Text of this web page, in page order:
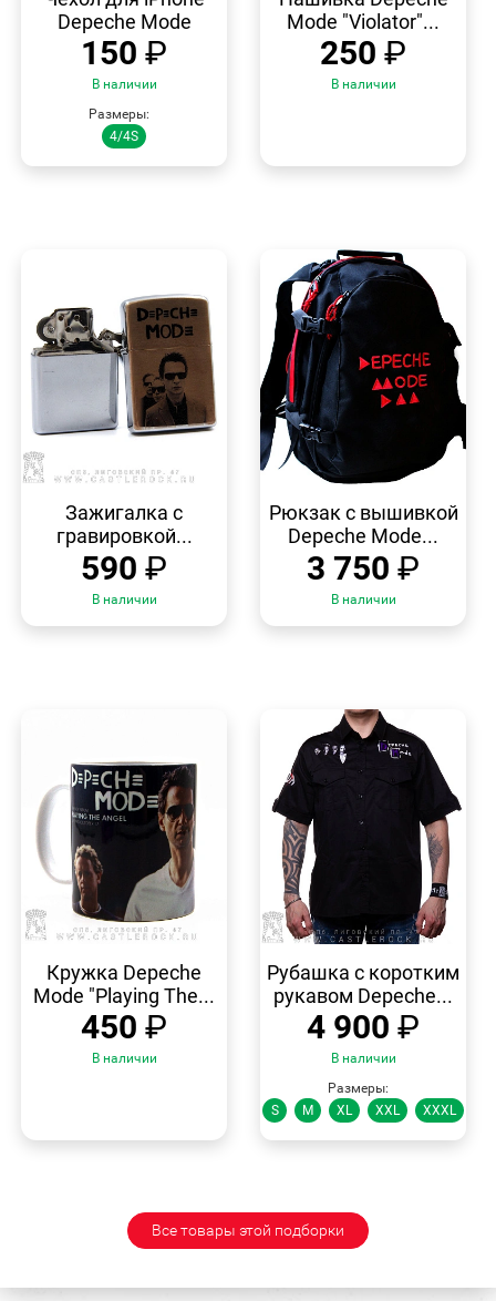
Depeche Mode
150 ₽
В наличии
Размеры:
4/4S
Mode "Violator"...
250 ₽
В наличии
ПРОСМОТР
Зажигалка с
гравировкой...
590 ₽
В наличии
ПРОСМОТР
Рюкзак с вышивкой
Depeche Mode...
3 750 ₽
В наличии
ПРОСМОТР
Кружка Depeche
Mode "Playing The...
450 ₽
В наличии
ПРОСМОТР
Рубашка с коротким
рукавом Depeche...
4 900 ₽
В наличии
Размеры:
S
M XL XXL XXXL
Все товары этой подборки